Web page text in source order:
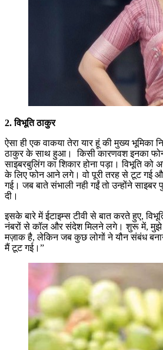
2. विभूति ठाकुर
ऐसा ही एक वाकया तेरा यार हूं की मुख्य भूमिका
ठाकुर के साथ हुआ। किसी कारणवश इनका
साइबरबुलिंग का शिकार होना पड़ा। विभूति को
के लिए फोन आने लगे। वो पूरी तरह से टूट गई
गई। जब बाते संभाली नही गईं तो उन्होंने
दी।
इसके बारे में ईटाइम्स टीवी से बात करते हुए,
नंबरों से कॉल और संदेश मिलने लगे। शुरू में, मुझे
मज़ाक है, लेकिन जब कुछ लोगों ने यौन संबंध
मैं टूट गई।”